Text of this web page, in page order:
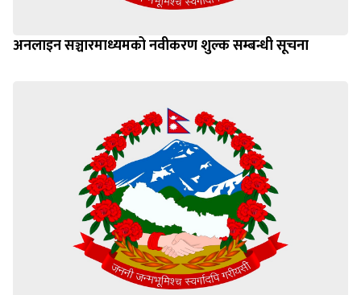
अनलाइन सञ्चारमाध्यमको नवीकरण शुल्क सम्बन्धी सूचना